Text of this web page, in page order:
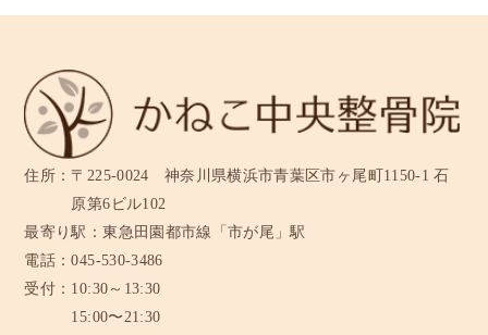
住所： 〒225-0024 神奈川県横浜市青葉区市ヶ尾町1150-1 石
原第6ビル102
最寄り駅：東急田園都市線「市が尾」駅
電話：045-530-3486
受付： 10:30～13:30
15:00〜21:30